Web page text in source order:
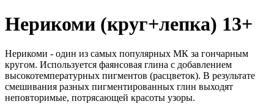
Нерикоми (круг+лепка) 13+
Нерикоми - один из самых популярных МК за гончарным
кругом. Используется фаянсовая глина с добавлением
высокотемпературных пигментов (расцветок). В результате
смешивания разных пигментированных глин выходят
неповторимые, потрясающей красоты узоры.